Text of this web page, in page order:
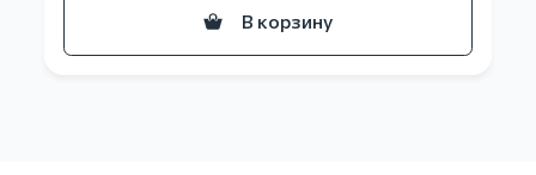
В корзину